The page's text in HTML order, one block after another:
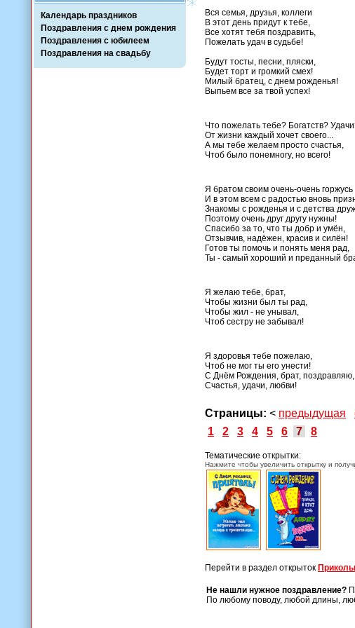
Календарь праздников
Поздравления с днем рождения
Поздравления с юбилеем
Поздравления на свадьбу
Вся семья, друзья, коллеги
В этот день придут к тебе,
Все хотят тебя поздравить,
Пожелать удач в судьбе!
Будут тосты, песни, пляски,
Будет торт и громкий смех!
Милый братец, с днем рожденья!
Выпьем все за твой успех!
Что пожелать тебе? Богатств?
От жизни каждый хочет своего...
А мы тебе желаем просто счастья,
Чтоб было понемногу, но всего!
Я братом своим очень-очень горжусь
И в этом всем с радостью вновь
Знакомы с рожденья и с детства
Поэтому очень друг другу нужны!
Спасибо за то, что ты добр и умён,
Отзывчив, надёжен, красив и силён!
Готов ты помочь и понять меня рад,
Ты - самый хороший и преданный
Я желаю тебе, брат,
Чтобы жизни был ты рад,
Чтобы жил - не унывал,
Чтоб сестру не забывал!
Я здоровья тебе пожелаю,
Чтоб не мог ты его унести!
С Днём Рождения, брат, поздравляю,
Счастья, удачи, любви!
Страницы: < предыдущая
1
2 3 4 5 6 7 8
Тематические открытки:
Нажмите чтобы увеличить открытку и
Перейти в раздел открыток
Не нашли нужное поздравление?
По любому поводу, любой длины,